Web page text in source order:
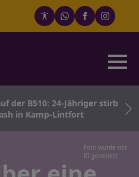
der B510: 24-Jähriger stirbt
in Kamp-Lintfort
Foto wurde mit
KI generiert